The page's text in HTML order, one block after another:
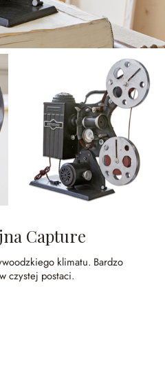
Capture
klimatu. Bardzo
czystej postaci.